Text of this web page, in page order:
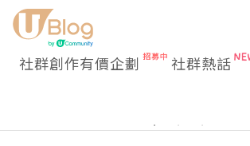
社群創作有價企劃 社群熱話